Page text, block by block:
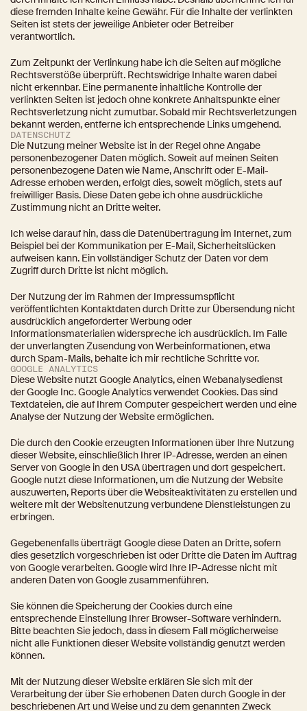
diese fremden Inhalte keine Gewähr. Für die Inhalte der verlinkten
Seiten ist stets der jeweilige Anbieter oder Betreiber
verantwortlich.
Zum Zeitpunkt der Verlinkung habe ich die Seiten auf mögliche
Rechtsverstöße überprüft. Rechtswidrige Inhalte waren dabei
nicht erkennbar. Eine permanente inhaltliche Kontrolle der
verlinkten Seiten ist jedoch ohne konkrete Anhaltspunkte einer
Rechtsverletzung nicht zumutbar. Sobald mir Rechtsverletzungen
bekannt werden, entferne ich entsprechende Links umgehend.
DATENSCHUTZ
Die Nutzung meiner Website ist in der Regel ohne Angabe
personenbezogener Daten möglich. Soweit auf meinen Seiten
personenbezogene Daten wie Name, Anschrift oder E-Mail-
Adresse erhoben werden, erfolgt dies, soweit möglich, stets auf
freiwilliger Basis. Diese Daten gebe ich ohne ausdrückliche
Zustimmung nicht an Dritte weiter.
Ich weise darauf hin, dass die Datenübertragung im Internet, zum
Beispiel bei der Kommunikation per E-Mail, Sicherheitslücken
aufweisen kann. Ein vollständiger Schutz der Daten vor dem
Zugriff durch Dritte ist nicht möglich.
Der Nutzung der im Rahmen der Impressumspflicht
veröffentlichten Kontaktdaten durch Dritte zur Übersendung nicht
ausdrücklich angeforderter Werbung oder
Informationsmaterialien widerspreche ich ausdrücklich. Im Falle
der unverlangten Zusendung von Werbeinformationen, etwa
durch Spam-Mails, behalte ich mir rechtliche Schritte vor.
GOOGLE ANALYTICS
Diese Website nutzt Google Analytics, einen Webanalysedienst
der Google Inc. Google Analytics verwendet Cookies. Das sind
Textdateien, die auf Ihrem Computer gespeichert werden und eine
Analyse der Nutzung der Website ermöglichen.
Die durch den Cookie erzeugten Informationen über Ihre Nutzung
dieser Website, einschließlich Ihrer IP-Adresse, werden an einen
Server von Google in den USA übertragen und dort gespeichert.
Google nutzt diese Informationen, um die Nutzung der Website
auszuwerten, Reports über die Websiteaktivitäten zu erstellen und
weitere mit der Websitenutzung verbundene Dienstleistungen zu
erbringen.
Gegebenenfalls überträgt Google diese Daten an Dritte, sofern
dies gesetzlich vorgeschrieben ist oder Dritte die Daten im Auftrag
von Google verarbeiten. Google wird Ihre IP-Adresse nicht mit
anderen Daten von Google zusammenführen.
Sie können die Speicherung der Cookies durch eine
entsprechende Einstellung Ihrer Browser-Software verhindern.
Bitte beachten Sie jedoch, dass in diesem Fall möglicherweise
nicht alle Funktionen dieser Website vollständig genutzt werden
können.
Mit der Nutzung dieser Website erklären Sie sich mit der
Verarbeitung der über Sie erhobenen Daten durch Google in der
beschriebenen Art und Weise und zu dem genannten Zweck